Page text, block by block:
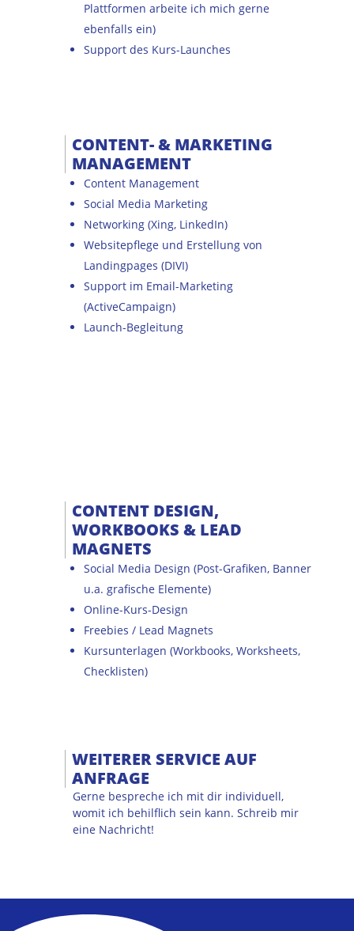
Plattformen arbeite ich mich gerne
ebenfalls ein)
Support des Kurs-Launches
CONTENT- & MARKETING
MANAGEMENT
Content Management
Social Media Marketing
Networking (Xing, LinkedIn)
Websitepflege und Erstellung von
Landingpages (DIVI)
Support im Email-Marketing
(ActiveCampaign)
Launch-Begleitung
CONTENT DESIGN,
WORKBOOKS & LEAD
MAGNETS
Social Media Design (Post-Grafiken, Banner
u.a. grafische Elemente)
Online-Kurs-Design
Freebies / Lead Magnets
Kursunterlagen (Workbooks, Worksheets,
Checklisten)
WEITERER SERVICE AUF
ANFRAGE
Gerne bespreche ich mit dir individuell,
womit ich behilflich sein kann. Schreib mir
eine Nachricht!